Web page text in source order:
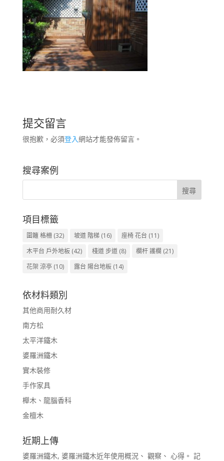
提交留言
很抱歉，必須登入網站才能發佈留言。
搜尋案例
項目標籤
圍籬 格柵(32) 坡道 階梯(16) 座椅 花台 (11)
木平台 戶外地板(42) 棧道 步道(8) 欄杆 護欄 (21)
花架 涼亭(10) 露台 陽台地板(14)
依材料類別
其他商用耐久材
南方松
太平洋鐵木
婆羅洲鐵木
實木裝修
手作家具
櫸木、龍腦香科
金檀木
近期上傳
婆羅洲鐵木, 婆羅洲鐵木近年使用概況、 觀察、 心得。 記